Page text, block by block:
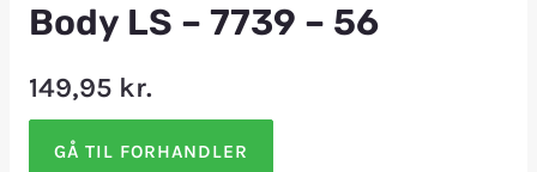
Body LS – 7739 – 56
149,95 kr.
GÅ TIL FORHANDLER